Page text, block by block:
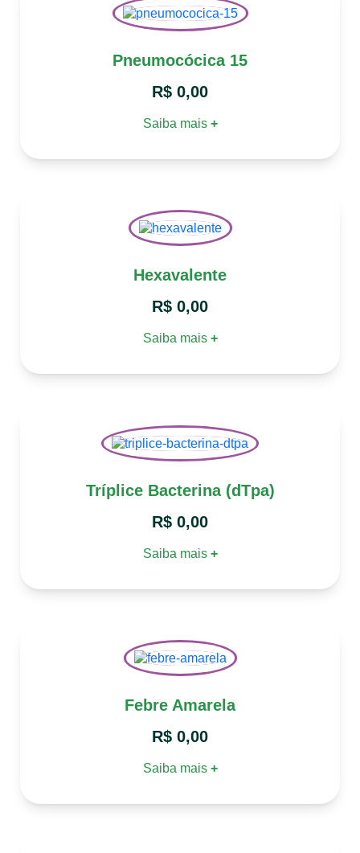
Pneumocócica 15
R$ 0,00
Saiba mais +
Hexavalente
R$ 0,00
Saiba mais +
Tríplice Bacterina (dTpa)
R$ 0,00
Saiba mais +
Febre Amarela
R$ 0,00
Saiba mais +